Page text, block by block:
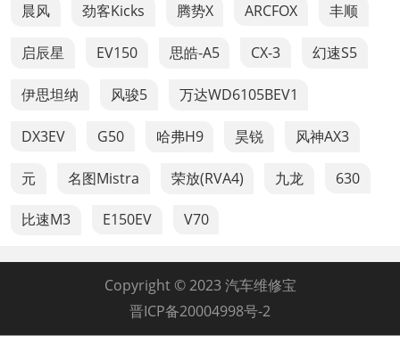
晨风 劲客Kicks 腾势X ARCFOX 丰顺
启辰星 EV150 思皓-A5 CX-3 幻速S5
伊思坦纳 风骏5 万达WD6105BEV1
DX3EV G50 哈弗H9 昊锐 风神AX3
元 名图Mistra 荣放(RVA4) 九龙 630
比速M3 E150EV V70
Copyright © 2023 汽车维修宝
晋ICP备20004998号-2